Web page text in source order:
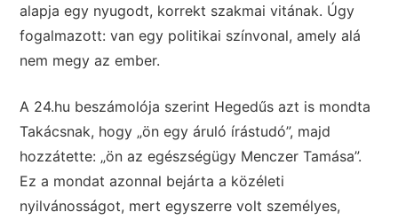
alapja egy nyugodt, korrekt szakmai vitának. Úgy
fogalmazott: van egy politikai színvonal, amely alá
nem megy az ember.
A 24.hu beszámolója szerint Hegedűs azt is mondta
Takácsnak, hogy „ön egy áruló írástudó”, majd
hozzátette: „ön az egészségügy Menczer Tamása”.
Ez a mondat azonnal bejárta a közéleti
nyilvánosságot, mert egyszerre volt személyes,